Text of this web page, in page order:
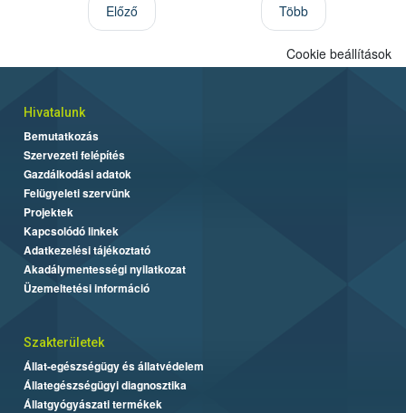
Előző Több
Cookie beállítások
Hivatalunk
Bemutatkozás
Szervezeti felépítés
Gazdálkodási adatok
Felügyeleti szervünk
Projektek
Kapcsolódó linkek
Adatkezelési tájékoztató
Akadálymentességi nyilatkozat
Üzemeltetési információ
Szakterületek
Állat-egészségügy és állatvédelem
Állategészségügyi diagnosztika
Állatgyógyászati termékek